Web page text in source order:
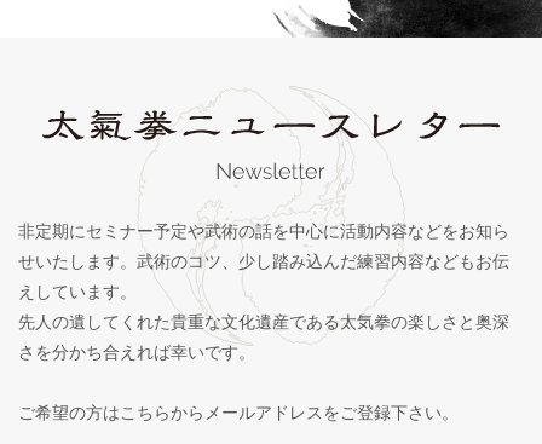
非定期にセミナー予定や武術の話を中心に活動内容などをお知ら
せいたします。武術のコツ、少し踏み込んだ練習内容などもお伝
えしています。
先人の遺してくれた貴重な文化遺産である太気拳の楽しさと奥深
さを分かち合えれば幸いです。
ご希望の方はこちらからメールアドレスをご登録下さい。